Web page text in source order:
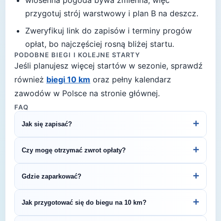
przygotuj strój warstwowy i plan B na deszcz.
Zweryfikuj link do zapisów i terminy progów
opłat, bo najczęściej rosną bliżej startu.
PODOBNE BIEGI I KOLEJNE STARTY
Jeśli planujesz więcej startów w sezonie, sprawdź
również biegi 10 km oraz pełny kalendarz
zawodów w Polsce na stronie głównej.
FAQ
Jak się zapisać? +
przejść do strony organizatora z formularzem
rejestracyjnym.
Czy mogę otrzymać zwrot opłaty? +
regulamin biegu lub skontaktuj się z
organizatorem.
Gdzie zaparkować? +
— szczegóły znajdziesz w opisie biegu lub na
stronie organizatora.
Jak przygotować się do biegu na 10 km? +